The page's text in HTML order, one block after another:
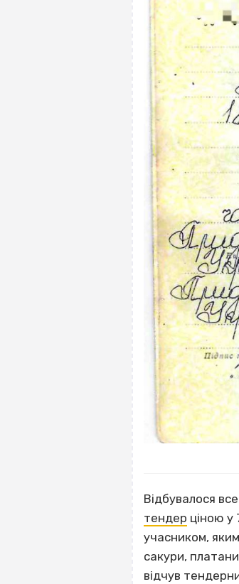
Відбувалося
тендер ціною у
учасником,
сакури,
відчув